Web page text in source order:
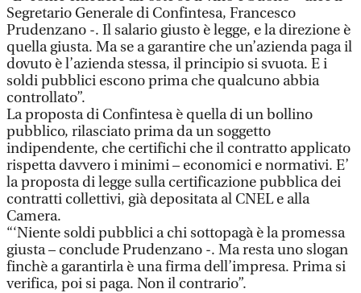
Segretario Generale di Confintesa, Francesco
Prudenzano -. Il salario giusto è legge, e la direzione è
quella giusta. Ma se a garantire che un’azienda paga il
dovuto è l’azienda stessa, il principio si svuota. E i
soldi pubblici escono prima che qualcuno abbia
controllato”.
La proposta di Confintesa è quella di un bollino
pubblico, rilasciato prima da un soggetto
indipendente, che certifichi che il contratto applicato
rispetta davvero i minimi – economici e normativi. E’
la proposta di legge sulla certificazione pubblica dei
contratti collettivi, già depositata al CNEL e alla
Camera.
“‘Niente soldi pubblici a chi sottopagà è la promessa
giusta – conclude Prudenzano -. Ma resta uno slogan
finchè a garantirla è una firma dell’impresa. Prima si
verifica, poi si paga. Non il contrario”.